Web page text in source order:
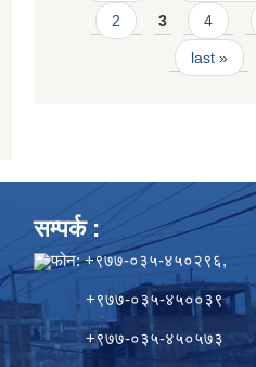
2 3 4
last »
सम्पर्क :
फोन: +९७७-०३५-
+९७७-०३५-४५००३९
+९७७-०३५-४५०५७३